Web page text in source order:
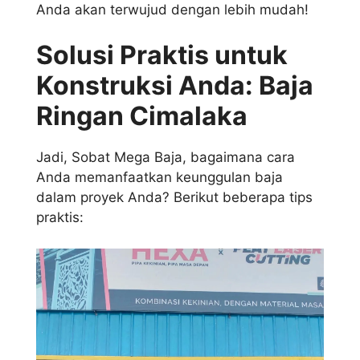
Anda akan terwujud dengan lebih mudah!
Solusi Praktis untuk
Konstruksi Anda: Baja
Ringan Cimalaka
Jadi, Sobat Mega Baja, bagaimana cara
Anda memanfaatkan keunggulan baja
dalam proyek Anda? Berikut beberapa tips
praktis: